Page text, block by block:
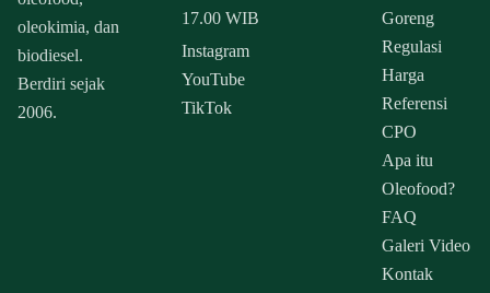
oleokimia, dan
biodiesel.
Berdiri sejak
2006.
17.00 WIB
Instagram
YouTube
TikTok
Goreng
Regulasi
Harga
Referensi
CPO
Apa itu
Oleofood?
FAQ
Galeri Video
Kontak